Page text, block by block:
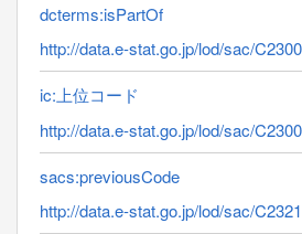
dcterms:isPartOf
http://data.e-stat.go.jp/lod/sac/
ic:上位コード
http://data.e-stat.go.jp/lod/sac/
sacs:previousCode
http://data.e-stat.go.jp/lod/sac/